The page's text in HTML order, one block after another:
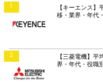
1
【キーエンス
移・業界・年代
2
【三菱電機】
界・年代・役職